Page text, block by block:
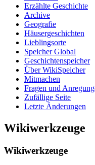
Erzählte Geschichte
Archive
Geografie
Häusergeschichten
Lieblingsorte
Speicher Global
Geschichtenspeicher
Über WikiSpeicher
Mitmachen
Fragen und
Zufällige Seite
Letzte Änderungen
Wikiwerkzeuge
Wikiwerkzeuge